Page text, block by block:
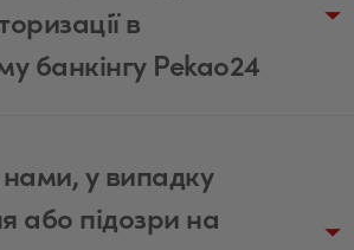
в
банкінгу Pekao24
нами, у випадку
або підозри на